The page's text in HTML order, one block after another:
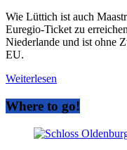
Wie Lüttich ist auch
Euregio-Ticket zu
Niederlande und ist ohne
EU.
Weiterlesen
Where to go!